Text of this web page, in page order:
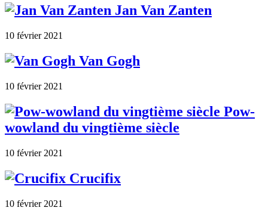
Jan Van Zanten
10 février 2021
Van Gogh
10 février 2021
Pow-
wowland du vingtième siècle
10 février 2021
Crucifix
10 février 2021